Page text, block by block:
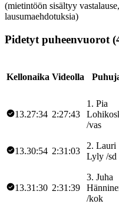
(mietintöön sisältyy
lausumaehdotuksia)
Pidetyt puheenvuorot
Kellonaika Videolla
13.27:34 2:27:43
1 . Pia
/vas
13.30:54 2:31:03
2. Lauri
Lyly /sd
13.31:30 2:31:39
3. Juha
/kok